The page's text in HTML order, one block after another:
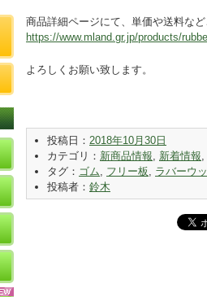
商品詳細ページにて、単価や送料な
https://www.mland.gr.jp/products/
よろしくお願い致します。
投稿日： 2018年10月30日
カテゴリ： 新商品情報, 新着情報,
タグ： ゴム, フリー板, ラバーウ
投稿者： 鈴木